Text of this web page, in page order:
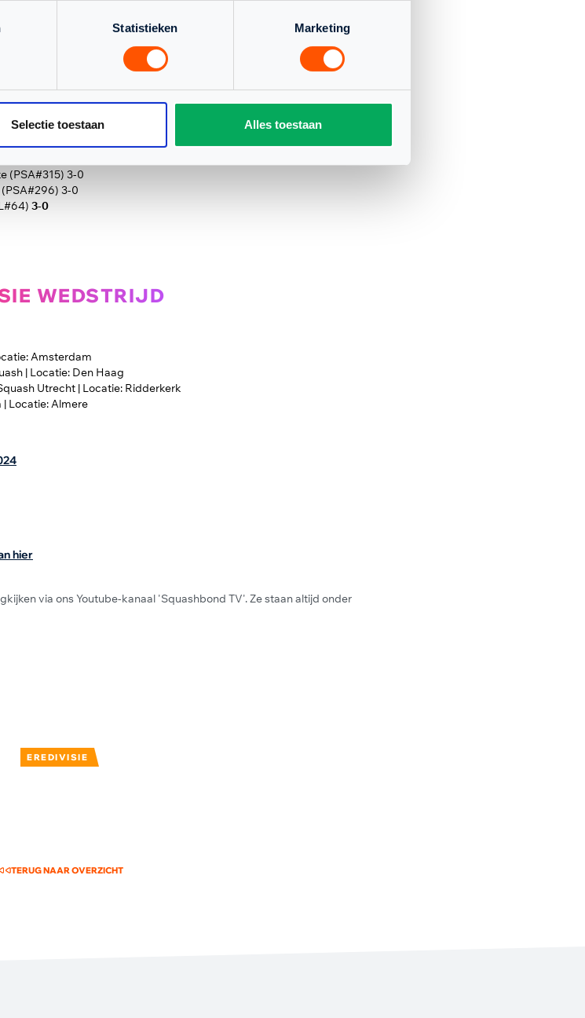
Statistieken Marketing
Selectie toestaan Alles toestaan
Rotterdammers hadden hun vorige twee wedstrijden al gewonnen,
Als eerste ging Hogervorst de baan op tegen Kuipers. De
Delbeke. Schweertman won redelijk snel met 3-0, wat Victoria op
de derde overwinning voor Victoria Squash Rotterdam, en de
Rotterdam.
(PSA#315) 3-0
3-0
3-0
WEDSTRIJD
Amsterdam
| Locatie: Den Haag
Utrecht | Locatie: Ridderkerk
Locatie: Almere
hier
via ons Youtube-kanaal 'Squashbond TV'. Ze staan altijd onder
EREDIVISIE
TERUG NAAR OVERZICHT